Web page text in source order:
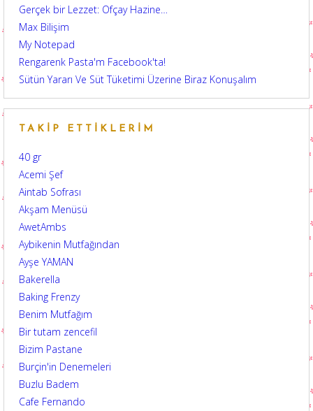
Gerçek bir Lezzet: Ofçay Hazine…
Max Bilişim
My Notepad
Rengarenk Pasta'm Facebook'ta!
Sütün Yararı Ve Süt Tüketimi Üzerine Biraz Konuşalım
TAKIP ETTIKLERIM
40 gr
Acemi Şef
Aintab Sofrası
Akşam Menüsü
AwetAmbs
Aybikenin Mutfağından
Ayşe YAMAN
Bakerella
Baking Frenzy
Benim Mutfağım
Bir tutam zencefil
Bizim Pastane
Burçin'in Denemeleri
Buzlu Badem
Cafe Fernando